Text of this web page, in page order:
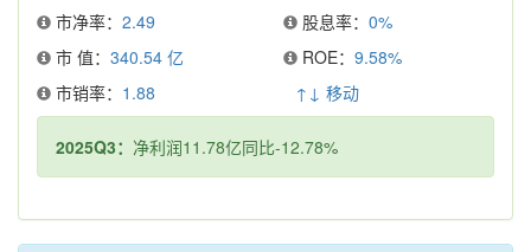
市净率： 2.49 股息率： 0%
市 值： 340.54 亿 ROE： 9.58%
市销率： 1.88 ↑↓ 移动
2025Q3： 净利润11.78亿同比-12.78%